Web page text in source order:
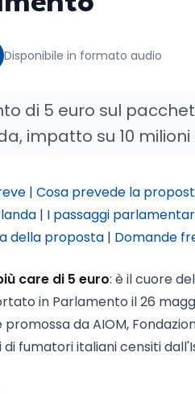
Disponibile in formato audio
di 5 euro sul
impatto su 10 milioni
| Cosa prevede la
| I passaggi
della proposta | Domande
care di 5 euro: è il cuore
in Parlamento il 26
promossa da AIOM,
di fumatori italiani censiti